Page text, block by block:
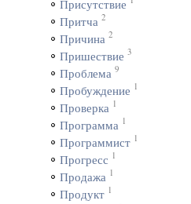
Присутствие
Притча 2
Причина 2
Пришествие 3
Проблема 9
Пробуждение 1
Проверка 1
Программа 1
Программист 1
Прогресс 1
Продажа 1
Продукт 1